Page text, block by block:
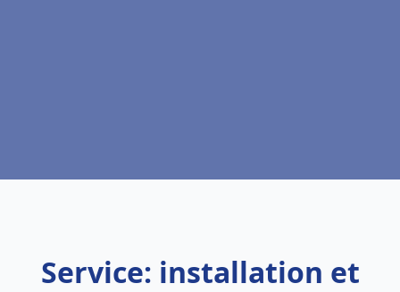
Service: installation et